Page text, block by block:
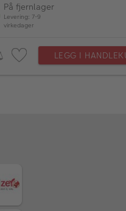
På fjernlager
Levering: 7-9
virkedager
LEGG I